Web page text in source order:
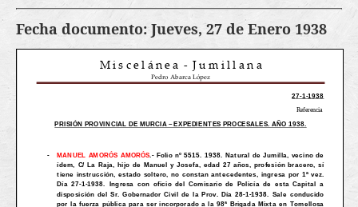
Fecha documento: Jueves, 27 de Enero 1938